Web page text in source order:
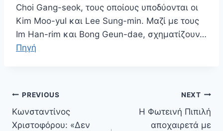
Choi Gang-seok, τους οποίους υποδύονται οι
Kim Moo-yul και Lee Sung-min. Μαζί με τους
Im Han-rim και Bong Geun-dae, σχηματίζουν…
Πηγή
Πλοήγηση
άρθρων
PREVIOUS
Κωνσταντίνος
Χριστοφόρου: «Δεν
NEXT
Η Φωτεινή Πιπιλή
αποχαιρετά με